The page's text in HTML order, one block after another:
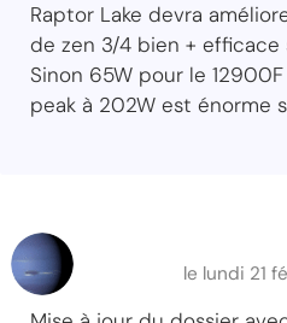
Raptor Lake devra
de zen 3/4 bien + efficace
Sinon 65W pour le
peak à 202W est énorme
le lundi 21